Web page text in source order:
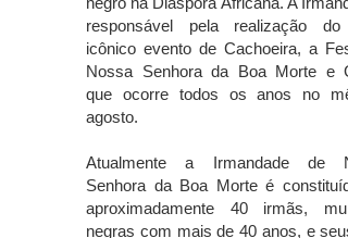
responsável pela realização do
icônico evento de Cachoeira, a
Nossa Senhora da Boa Morte e
que ocorre todos os anos no
agosto.
Atualmente a Irmandade de
Senhora da Boa Morte é
aproximadamente 40 irmãs,
negras com mais de 40 anos, e